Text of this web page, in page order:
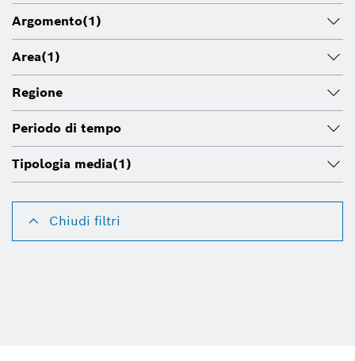
Argomento(1)
Area(1)
Regione
Periodo di tempo
Tipologia media(1)
Chiudi filtri